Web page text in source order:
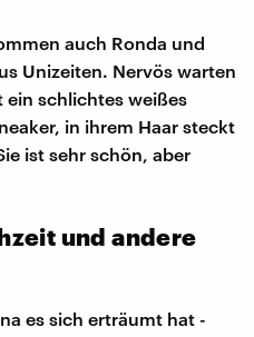
auch Ronda und
Unizeiten. Nervös warten
ein schlichtes weißes
in ihrem Haar steckt
ist sehr schön, aber
und andere
es sich erträumt hat -